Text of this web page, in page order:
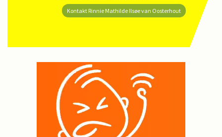
Kontakt Rinnie Mathilde Ilsøe van Oosterhout